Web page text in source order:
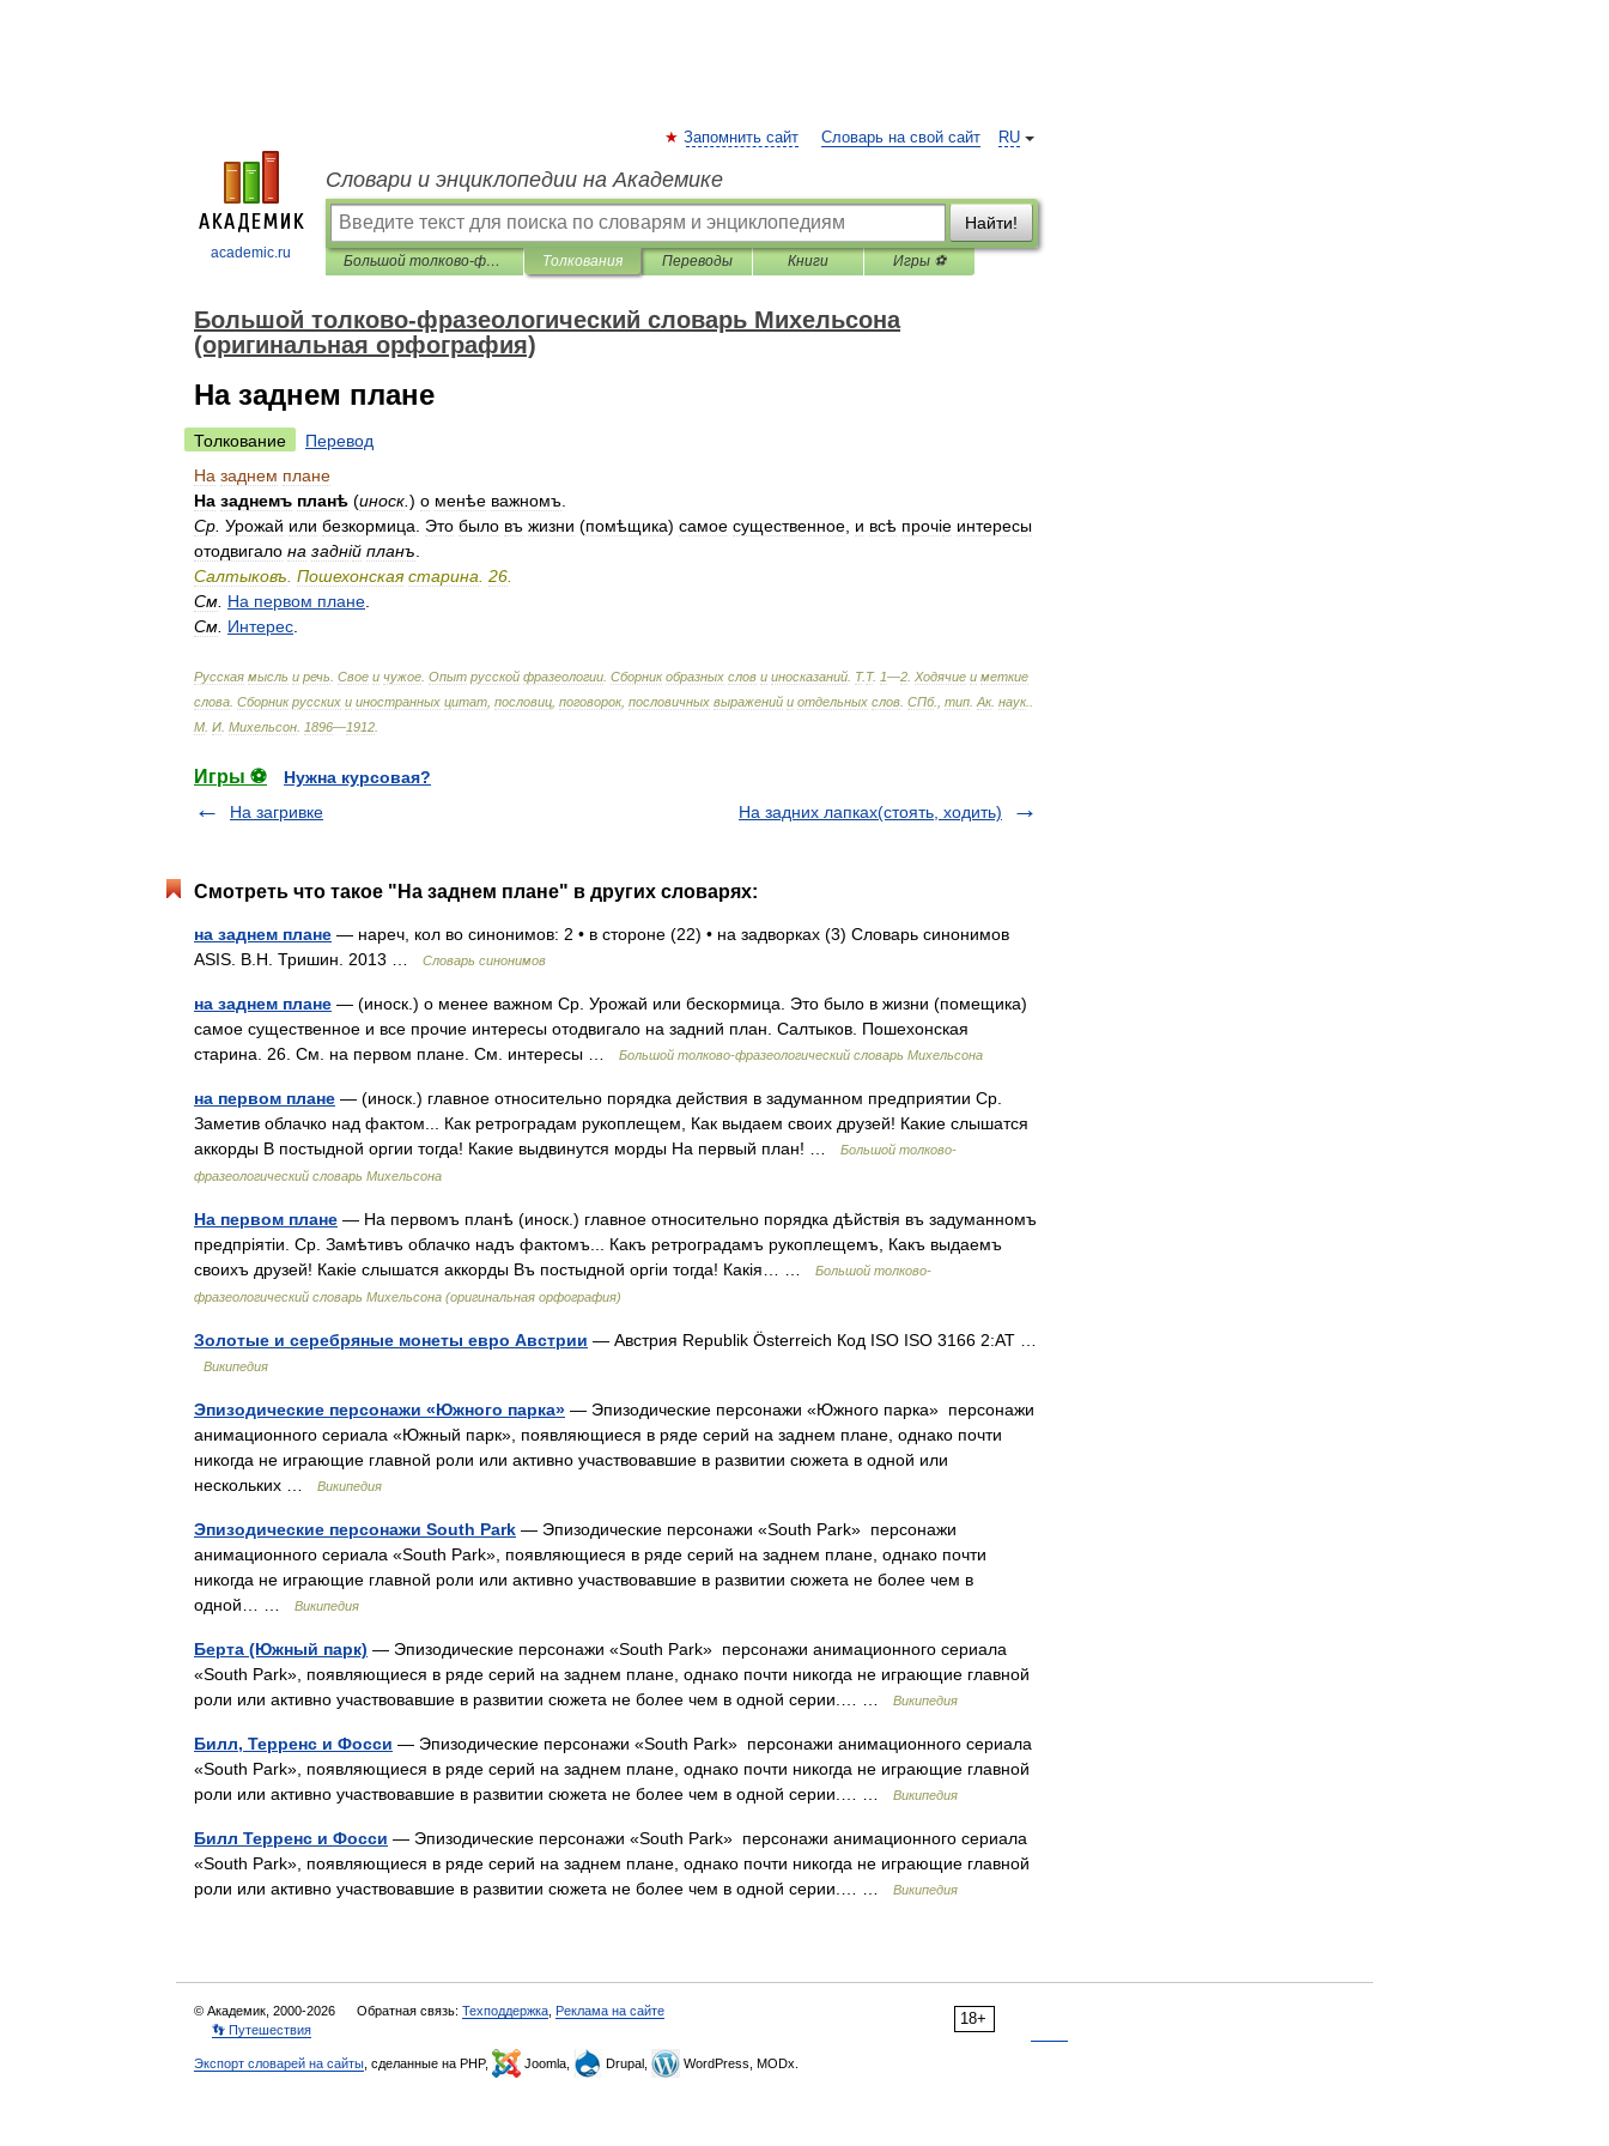
academic.ru
RU
Запомнить сайт Словарь на свой сайт
Словари и энциклопедии на Академике
Найти!
Большой толково-фразеологический словарь Михельсона (оригинальная орфография) Толкования Переводы Книги Игры ⚽
Большой толково-фразеологический словарь Михельсона
(оригинальная орфография)
На заднем плане
Толкование
Перевод
На заднем плане
На заднемъ планѣ (иноск ) о менѣе важномъ
Ср Урожай или безкормица Это было въ жизни (помѣщика) самое существенное и всѣ прочіе интересы
отодвигало на задній планъ
Салтыковъ Пошехонская старина 26
См На первом плане
См Интерес
Русская мысль и речь Свое и чужое Опыт русской фразеологии Сборник образных слов и иносказаний Т.Т. 1—2 Ходячие и меткие
слова Сборник русских и иностранных цитат пословиц поговорок, пословичных выражений и отдельных слов СПб., тип Ак. наук.
М И Михельсон 1896—1912
Игры ⚽
Нужна курсовая?
На загривке
На задних лапках(стоять, ходить)
Смотреть что такое "На заднем плане" в других словарях:
на заднем плане — нареч, кол во синонимов: 2 • в стороне (22) • на задворках (3) Словарь синонимов
ASIS. В.Н. Тришин. 2013 …
Словарь синонимов
на заднем плане — (иноск.) о менее важном Ср. Урожай или бескормица. Это было в жизни (помещика)
самое существенное и все прочие интересы отодвигало на задний план. Салтыков. Пошехонская
старина. 26. См. на первом плане. См. интересы …
Большой толково-фразеологический словарь Михельсона
на первом плане — (иноск.) главное относительно порядка действия в задуманном предприятии Ср.
Заметив облачко над фактом... Как ретроградам рукоплещем, Как выдаем своих друзей! Какие слышатся
аккорды В постыдной оргии тогда! Какие выдвинутся морды На первый план! …
Большой толково-
фразеологический словарь Михельсона
На первом плане — На первомъ планѣ (иноск.) главное относительно порядка дѣйствія въ задуманномъ
предпріятіи. Ср. Замѣтивъ облачко надъ фактомъ... Какъ ретроградамъ рукоплещемъ, Какъ выдаемъ
своихъ друзей! Какіе слышатся аккорды Въ постыдной оргіи тогда! Какія… …
Большой толково-
фразеологический словарь Михельсона (оригинальная орфография)
Золотые и серебряные монеты евро Австрии — Австрия Republik Österreich Код ISO ISO 3166 2:AT …
Википедия
Эпизодические персонажи «Южного парка» — Эпизодические персонажи «Южного парка» персонажи
анимационного сериала «Южный парк», появляющиеся в ряде серий на заднем плане, однако почти
никогда не играющие главной роли или активно участвовавшие в развитии сюжета в одной или
нескольких …
Википедия
Эпизодические персонажи South Park — Эпизодические персонажи «South Park» персонажи
анимационного сериала «South Park», появляющиеся в ряде серий на заднем плане, однако почти
никогда не играющие главной роли или активно участвовавшие в развитии сюжета не более чем в
одной… …
Википедия
Берта (Южный парк) — Эпизодические персонажи «South Park» персонажи анимационного сериала
«South Park», появляющиеся в ряде серий на заднем плане, однако почти никогда не играющие главной
роли или активно участвовавшие в развитии сюжета не более чем в одной серии.… …
Википедия
Билл, Терренс и Фосси — Эпизодические персонажи «South Park» персонажи анимационного сериала
«South Park», появляющиеся в ряде серий на заднем плане, однако почти никогда не играющие главной
роли или активно участвовавшие в развитии сюжета не более чем в одной серии.… …
Википедия
Билл Терренс и Фосси — Эпизодические персонажи «South Park» персонажи анимационного сериала
«South Park», появляющиеся в ряде серий на заднем плане, однако почти никогда не играющие главной
роли или активно участвовавшие в развитии сюжета не более чем в одной серии.… …
Википедия
18+
© Академик, 2000-2026 Обратная связь: Техподдержка Реклама на сайте
👣 Путешествия
Экспорт словарей на сайты , сделанные на PHP, Joomla, Drupal, WordPress, MODx.